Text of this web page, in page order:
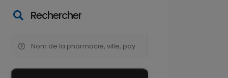
Rechercher